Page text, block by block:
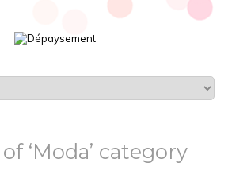
‘Moda’ category